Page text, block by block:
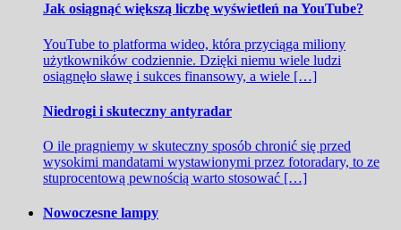
Jak osiągnąć większą liczbę wyświetleń na YouTube?
YouTube to platforma wideo, która przyciąga miliony
użytkowników codziennie. Dzięki niemu wiele ludzi
osiągnęło sławę i sukces finansowy, a wiele […]
Niedrogi i skuteczny antyradar
O ile pragniemy w skuteczny sposób chronić się przed
wysokimi mandatami wystawionymi przez fotoradary, to ze
stuprocentową pewnością warto stosować […]
Nowoczesne lampy